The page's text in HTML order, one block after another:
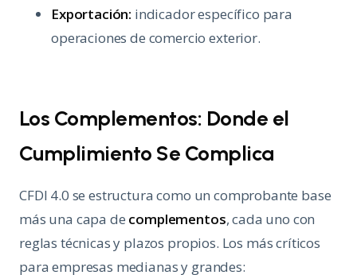
Exportación: indicador específico para
operaciones de comercio exterior.
Los Complementos: Donde el
Cumplimiento Se Complica
CFDI 4.0 se estructura como un comprobante base
más una capa de complementos, cada uno con
reglas técnicas y plazos propios. Los más críticos
para empresas medianas y grandes: